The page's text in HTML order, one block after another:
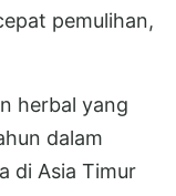
pemulihan,
herbal yang
dalam
di Asia Timur